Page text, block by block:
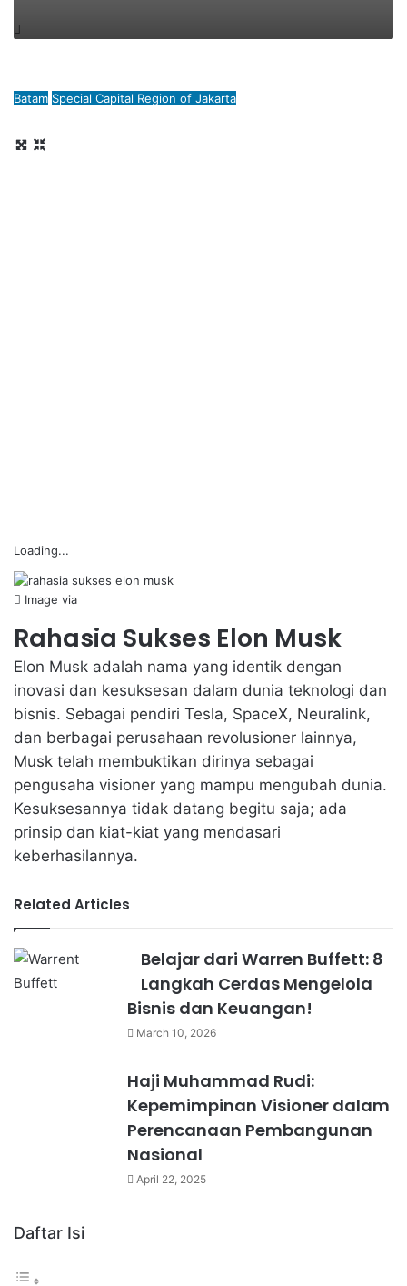
Image via
Rahasia Sukses Elon Musk
Elon Musk adalah nama yang identik dengan
inovasi dan kesuksesan dalam dunia teknologi dan
bisnis. Sebagai pendiri Tesla, SpaceX, Neuralink,
dan berbagai perusahaan revolusioner lainnya,
Musk telah membuktikan dirinya sebagai
pengusaha visioner yang mampu mengubah dunia.
Kesuksesannya tidak datang begitu saja; ada
prinsip dan kiat-kiat yang mendasari
keberhasilannya.
Related Articles
Belajar dari Warren Buffett: 8
Langkah Cerdas Mengelola
Bisnis dan Keuangan!
March 10, 2026
Haji Muhammad Rudi:
Kepemimpinan Visioner dalam
Perencanaan Pembangunan
Nasional
April 22, 2025
Daftar Isi
Batam Special Capital Region of Jakarta
Loading...